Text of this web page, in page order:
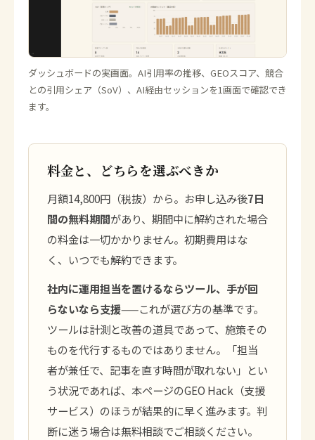
ダッシュボードの実画面。AI引用率の推移、GEOスコア、競合
との引用シェア（SoV）、AI経由セッションを1画面で確認でき
ます。
料金と、どちらを選ぶべきか
月額14,800円（税抜）から。お申し込み後7日
間の無料期間があり、期間中に解約された場合
の料金は一切かかりません。初期費用はな
く、いつでも解約できます。
社内に運用担当を置けるならツール、手が回
らないなら支援——これが選び方の基準です。
ツールは計測と改善の道具であって、施策その
ものを代行するものではありません。「担当
者が兼任で、記事を直す時間が取れない」とい
う状況であれば、本ページのGEO Hack（支援
サービス）のほうが結果的に早く進みます。判
断に迷う場合は無料相談でご相談ください。